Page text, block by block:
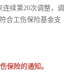
续第20次调整，调
合工伤保险基金支
保险的通知。